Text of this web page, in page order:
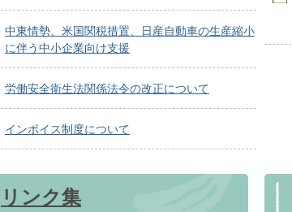
中東情勢、米国関税措置、日産自動車の生産縮小
に伴う中小企業向け支援
労働安全衛生法関係法令の改正について
インボイス制度について
リンク集